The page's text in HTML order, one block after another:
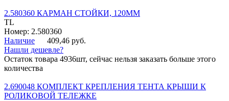
2.580360 КАРМАН СТОЙКИ, 120ММ
TL
Номер: 2.580360
Наличие
409,46 руб.
Нашли дешевле?
Остаток товара 4936шт, сейчас нельзя заказать больше этого
количества
2.690048 КОМПЛЕКТ КРЕПЛЕНИЯ ТЕНТА КРЫШИ К
РОЛИКОВОЙ ТЕЛЕЖКЕ